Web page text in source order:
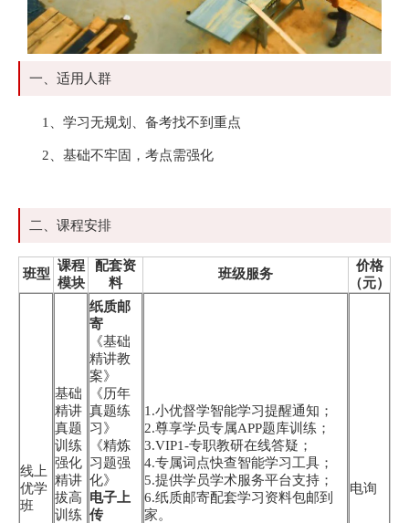
一、适用人群
1、学习无规划、备考找不到重点
2、基础不牢固，考点需强化
二、课程安排
班型
课程
模块
配套资
料
班级服务
价格
（元）
线上
优学
班
基础
精讲
真题
训练
强化
精讲
拔高
训练
纸质邮
寄
《基础
精讲教
案》
《历年
真题练
习》
《精炼
习题强
化》
电子上
传
1.小优督学智能学习提醒通知；
2.尊享学员专属APP题库训练；
3.VIP1-专职教研在线答疑；
4.专属词点快查智能学习工具；
5.提供学员学术服务平台支持；
6.纸质邮寄配套学习资料包邮到
家。
电询